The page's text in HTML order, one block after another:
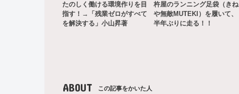
たのしく働ける環境作りを目
指す！→「残業ゼロがすべて
を解決する」小山昇著
杵屋のランニング足袋（きね
や無敵MUTEKI）を履いて、
半年ぶりに走る！！
ABOUT この記事をかいた人